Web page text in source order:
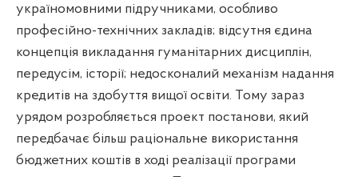
україномовними підручниками, особливо
професійно-технічних закладів; відсутня єдина
концепція викладання гуманітарних дисциплін,
передусім, історії; недосконалий механізм надання
кредитів на здобуття вищої освіти. Тому зараз
урядом розробляється проект постанови, який
передбачає більш раціональне використання
бюджетних коштів в ході реалізації програми